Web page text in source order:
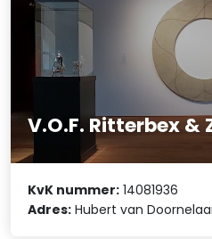
V.O.F. Ritterbex &
KvK nummer: 14081936
Adres: Hubert van